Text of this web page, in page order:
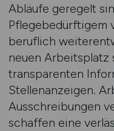
Abläufe geregelt
Pflegebedürftigem
beruflich
neuen
transparenten
Stellenanzeigen.
Ausschreibungen
schaffen eine